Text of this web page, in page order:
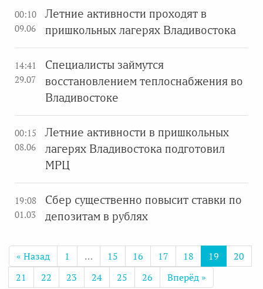
00:10
09.06
Летние активности проходят в
пришкольных лагерях Владивостока
14:41
29.07
Специалисты займутся
восстановлением теплоснабжения во
Владивостоке
00:15
08.06
Летние активности в пришкольных
лагерях Владивостока подготовил
МРЦ
19:08
01.03
Сбер существенно повысит ставки по
депозитам в рублях
« Назад 1 … 15 16 17 18 19
20
21
22 23 24 25 26 Вперёд »